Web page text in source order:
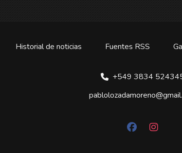
Historial de noticias Fuentes RSS
+549 3834